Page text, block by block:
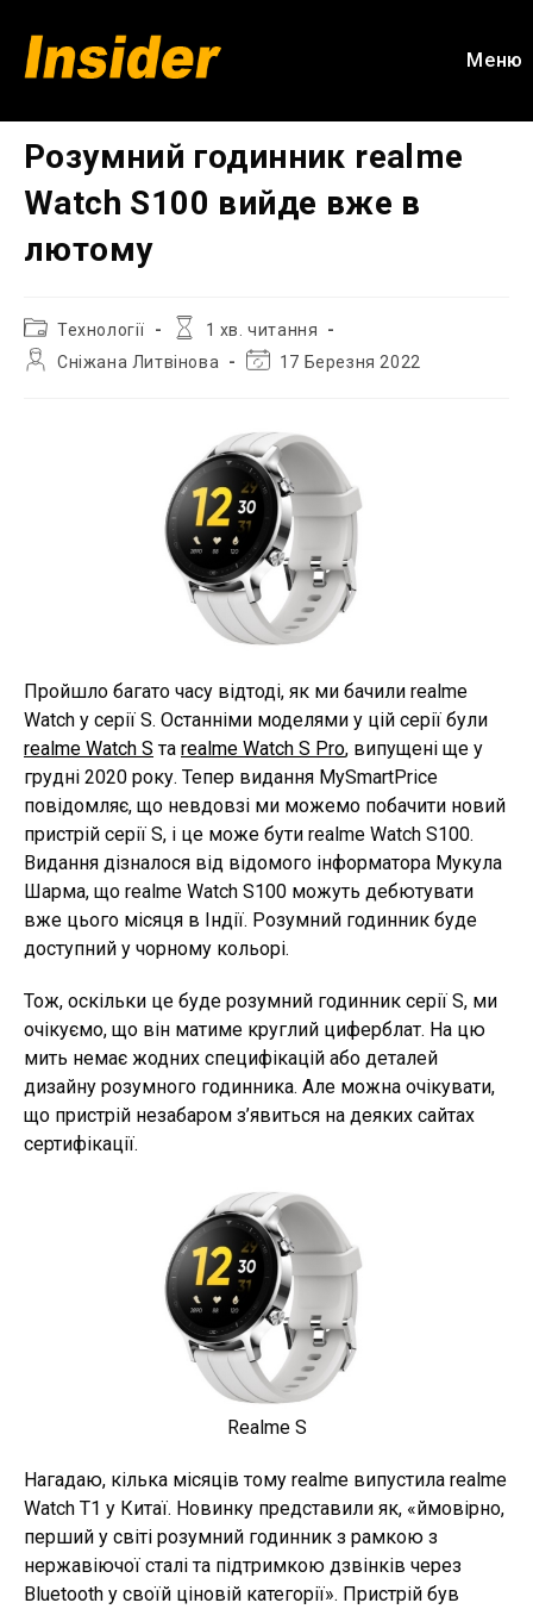
вмісту
Меню
Розумний годинник realme
Watch S100 вийде вже в
лютому
Категорія
запису:
Технології
Час
1 хв. читання
АвторСніжана Литвінова
Остання17 Березня 2022
Пройшло багато часу відтоді, як ми бачили realme
Watch у серії S. Останніми моделями у цій серії були
realme Watch S та realme Watch S Pro, випущені ще у
грудні 2020 року. Тепер видання MySmartPrice
повідомляє, що невдовзі ми можемо побачити новий
пристрій серії S, і це може бути realme Watch S100.
Видання дізналося від відомого інформатора Мукула
Шарма, що realme Watch S100 можуть дебютувати
вже цього місяця в Індії. Розумний годинник буде
доступний у чорному кольорі.
Тож, оскільки це буде розумний годинник серії S, ми
очікуємо, що він матиме круглий циферблат. На цю
мить немає жодних специфікацій або деталей
дизайну розумного годинника. Але можна очікувати,
що пристрій незабаром з’явиться на деяких сайтах
сертифікації.
Realme S
Нагадаю, кілька місяців тому realme випустила realme
Wаtch T1 у Китаї. Новинку представили як, «ймовірно,
перший у світі розумний годинник з рамкою з
нержавіючої сталі та підтримкою дзвінків через
Bluetooth у своїй ціновій категорії». Пристрій був